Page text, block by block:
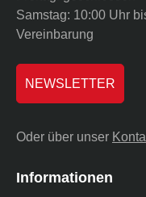
Samstag: 10:00 Uhr
Vereinbarung
NEWSLETTER
Oder über unser
Informationen